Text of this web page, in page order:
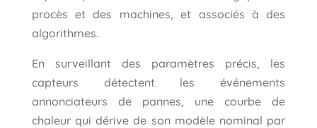
procès et des machines, et associés à des
algorithmes.
En surveillant des paramètres précis, les
capteurs détectent les événements
annonciateurs de pannes, une courbe de
chaleur qui dérive de son modèle nominal par